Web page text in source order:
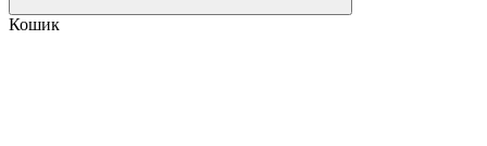
Кошик